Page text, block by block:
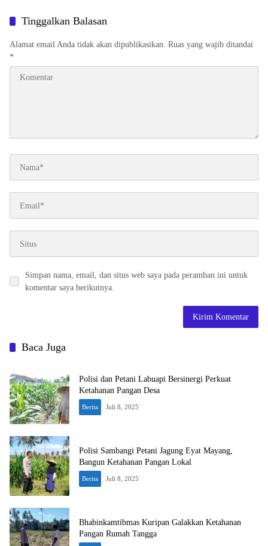
Tinggalkan Balasan
Alamat email Anda tidak akan dipublikasikan. Ruas yang wajib ditandai
*
Simpan nama, email, dan situs web saya pada peramban ini untuk
komentar saya berikutnya.
Baca Juga
Polisi dan Petani Labuapi Bersinergi Perkuat
Ketahanan Pangan Desa
Berita Juli 8, 2025
Polisi Sambangi Petani Jagung Eyat Mayang,
Bangun Ketahanan Pangan Lokal
Berita Juli 8, 2025
Bhabinkamtibmas Kuripan Galakkan Ketahanan
Pangan Rumah Tangga